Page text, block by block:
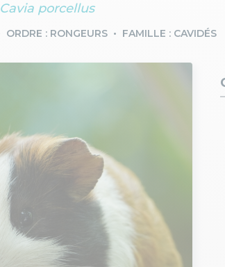
Cavia porcellus
ORDRE : RONGEURS FAMILLE : CAVIDÉS